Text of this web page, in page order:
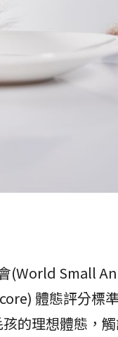
(World Small
體態評分標
的理想體態，